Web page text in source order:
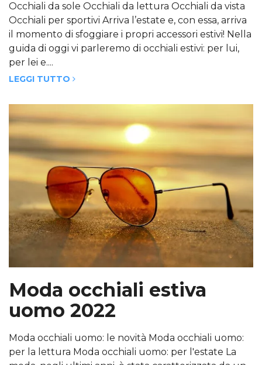
Occhiali da sole Occhiali da lettura Occhiali da vista
Occhiali per sportivi Arriva l’estate e, con essa, arriva
il momento di sfoggiare i propri accessori estivi! Nella
guida di oggi vi parleremo di occhiali estivi: per lui,
per lei e....
LEGGI TUTTO
Moda occhiali estiva
uomo 2022
Moda occhiali uomo: le novità Moda occhiali uomo:
per la lettura Moda occhiali uomo: per l'estate La